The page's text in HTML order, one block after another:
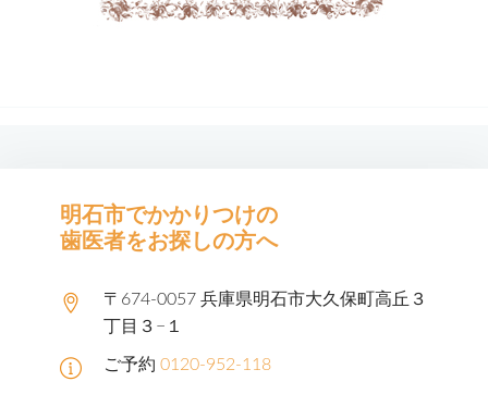
明石市でかかりつけの
歯医者をお探しの方へ
〒674-0057 兵庫県明石市大久保町高丘３
丁目３−１
ご予約 0120-952-118